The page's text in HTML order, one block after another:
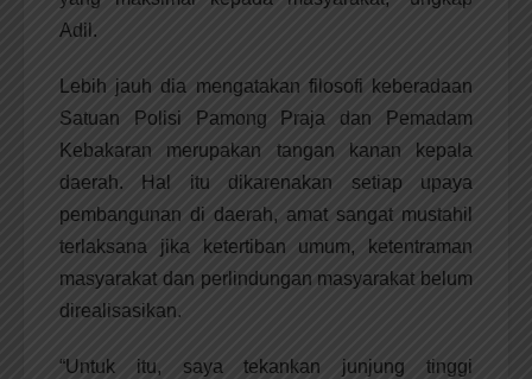
Adil.
Lebih jauh dia mengatakan filosofi keberadaan
Satuan Polisi Pamong Praja dan Pemadam
Kebakaran merupakan tangan kanan kepala
daerah. Hal itu dikarenakan setiap upaya
pembangunan di daerah, amat sangat mustahil
terlaksana jika ketertiban umum, ketentraman
masyarakat dan perlindungan masyarakat belum
direalisasikan.
“Untuk itu, saya tekankan junjung tinggi